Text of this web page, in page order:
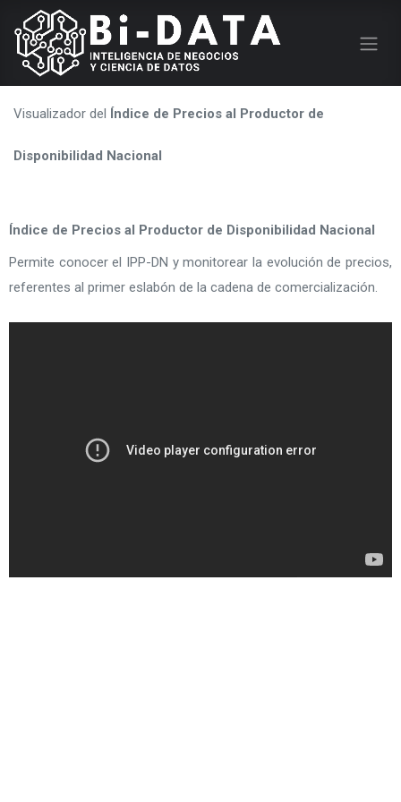
Visualizador del Índice de Precios al Productor de
Disponibilidad Nacional
Índice de Precios al Productor de Disponibilidad Nacional
Permite conocer el IPP-DN y monitorear la evolución de precios,
referentes al primer eslabón de la cadena de comercialización.